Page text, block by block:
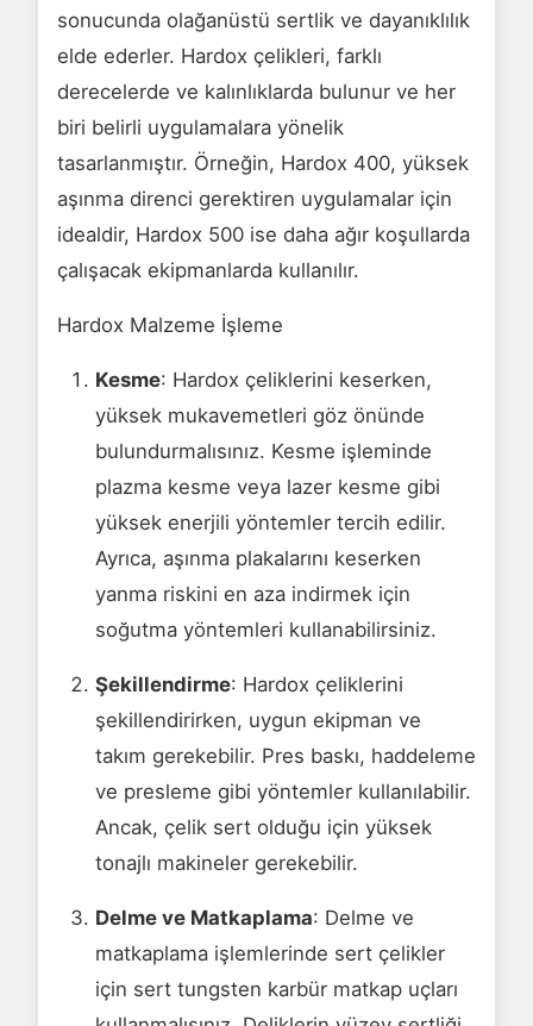
sonucunda olağanüstü sertlik ve dayanıklılık
elde ederler. Hardox çelikleri, farklı
derecelerde ve kalınlıklarda bulunur ve her
biri belirli uygulamalara yönelik
tasarlanmıştır. Örneğin, Hardox 400, yüksek
aşınma direnci gerektiren uygulamalar için
idealdir, Hardox 500 ise daha ağır koşullarda
çalışacak ekipmanlarda kullanılır.
Hardox Malzeme İşleme
Kesme: Hardox çeliklerini keserken,
yüksek mukavemetleri göz önünde
bulundurmalısınız. Kesme işleminde
plazma kesme veya lazer kesme gibi
yüksek enerjili yöntemler tercih edilir.
Ayrıca, aşınma plakalarını keserken
yanma riskini en aza indirmek için
soğutma yöntemleri kullanabilirsiniz.
Şekillendirme: Hardox çeliklerini
şekillendirirken, uygun ekipman ve
takım gerekebilir. Pres baskı, haddeleme
ve presleme gibi yöntemler kullanılabilir.
Ancak, çelik sert olduğu için yüksek
tonajlı makineler gerekebilir.
Delme ve Matkaplama: Delme ve
matkaplama işlemlerinde sert çelikler
için sert tungsten karbür matkap uçları